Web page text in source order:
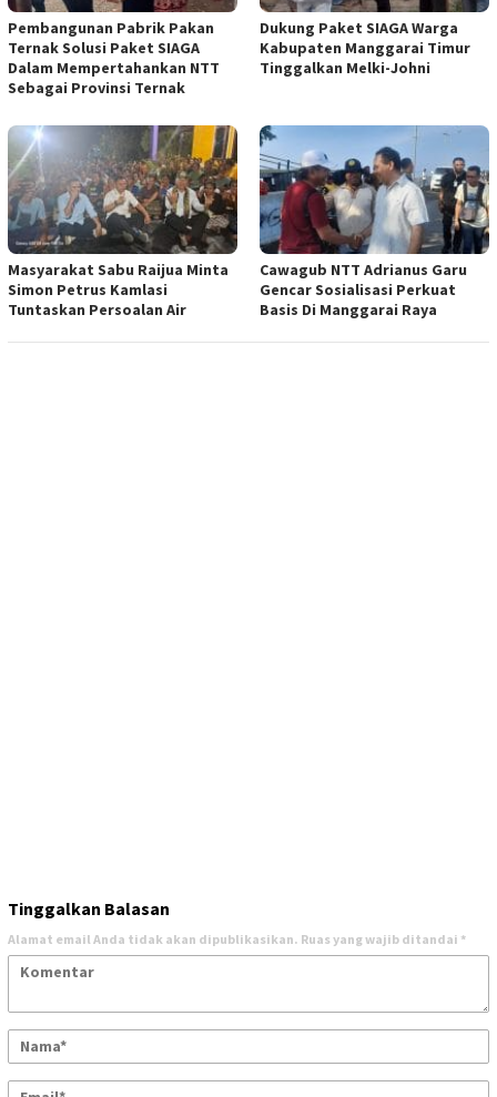
Pembangunan Pabrik Pakan
Ternak Solusi Paket SIAGA
Dalam Mempertahankan NTT
Sebagai Provinsi Ternak
Dukung Paket SIAGA Warga
Kabupaten Manggarai Timur
Tinggalkan Melki-Johni
Masyarakat Sabu Raijua Minta
Simon Petrus Kamlasi
Tuntaskan Persoalan Air
Cawagub NTT Adrianus Garu
Gencar Sosialisasi Perkuat
Basis Di Manggarai Raya
Tinggalkan Balasan
Alamat email Anda tidak akan dipublikasikan. Ruas yang wajib ditandai *